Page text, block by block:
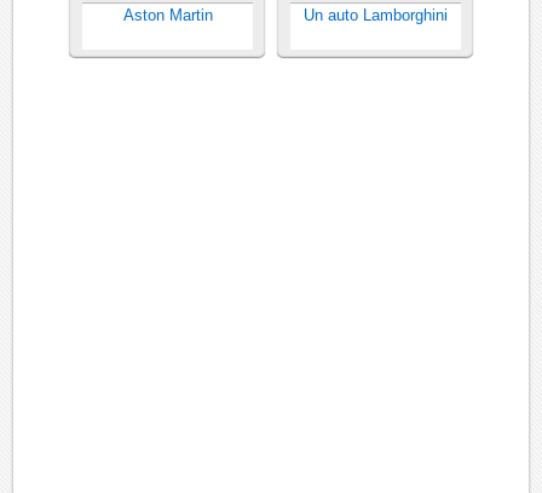
Aston Martin Un auto Lamborghini